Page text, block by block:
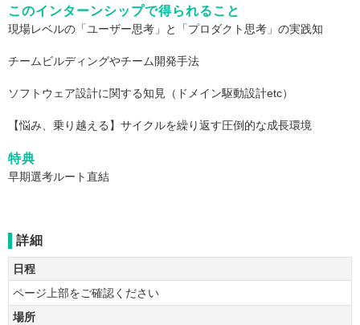
このインターンシップで得られること
現場レベルの「ユーザー思考」と「プロダクト思考」の実践知
チームビルディングやチーム開発手法
ソフトウェア設計に関する知見（ドメイン駆動設計etc）
【悩み、乗り越える】サイクルを繰り返す圧倒的な成長環境
特典
早期選考ルート直結
詳細
日程
ページ上部をご確認ください
場所